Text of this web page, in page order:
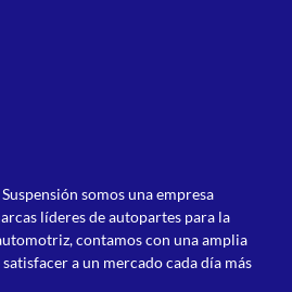
somos una empresa
líderes de autopartes para la
contamos con una amplia
a un mercado cada día más